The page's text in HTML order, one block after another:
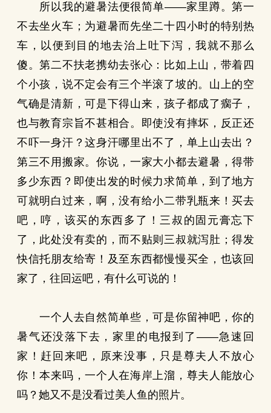
所以我的避暑法便很简单——家里蹲。第一
不去坐火车；为避暑而先坐二十四小时的特别热
车，以便到目的地去治上吐下泻，我就不那么
傻。第二不扶老携幼去张心：比如上山，带着四
个小孩，说不定会有三个半滚了坡的。山上的空
气确是清新，可是下得山来，孩子都成了瘸子，
也与教育宗旨不甚相合。即使没有摔坏，反正还
不吓一身汗？这身汗哪里出不了，单上山去出？
第三不用搬家。你说，一家大小都去避暑，得带
多少东西？即使出发的时候力求简单，到了地方
可就明白过来，啊，没有给小二带乳瓶来！买去
吧，哼，该买的东西多了！三叔的固元膏忘下
了，此处没有卖的，而不贴则三叔就泻肚；得发
快信托朋友给寄！及至东西都慢慢买全，也该回
家了，往回运吧，有什么可说的！
一个人去自然简单些，可是你留神吧，你的
暑气还没落下去，家里的电报到了——急速回
家！赶回来吧，原来没事，只是尊夫人不放心
你！本来吗，一个人在海岸上溜，尊夫人能放心
吗？她又不是没看过美人鱼的照片。